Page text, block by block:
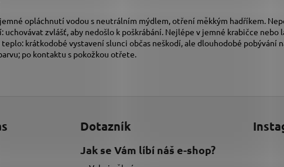
opláchnutí vodou s neutrálním mýdlem, otření měkkým hadříkem.
uchovávat zvlášť, aby nedošlo k poškrábání. Nejlépe v jemné krabičce nebo
teplo: krátkodobé vystavení slunci občas neškodí, ale dlouhodobé pobývání
po kontaktu s pokožkou otřete.
Dotazník
Jak se Vám líbí náš e-shop?